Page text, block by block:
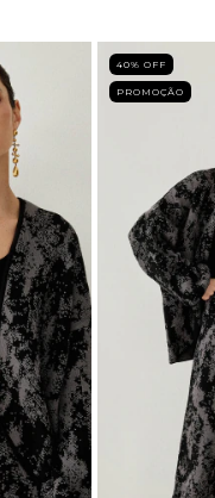
40% OFF
PROMOÇÃO